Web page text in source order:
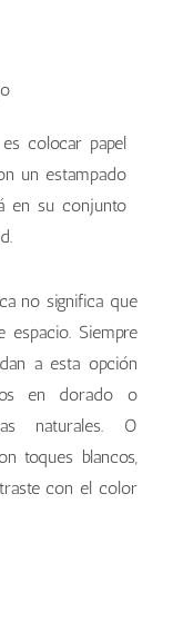
colocar papel
un estampado
en su conjunto
no significa que
Siempre
a esta opción
en dorado o
naturales. O
toques blancos,
con el color